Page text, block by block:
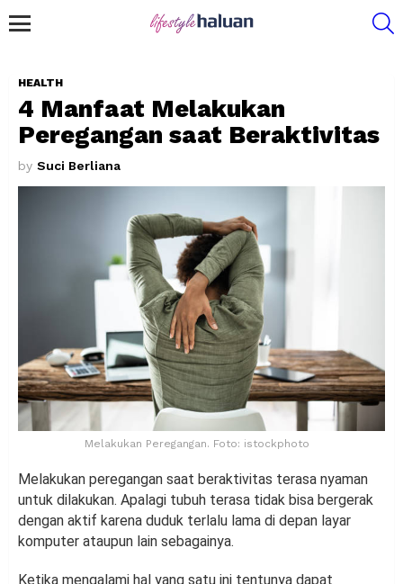
HEALTH
4 Manfaat Melakukan
Peregangan saat Beraktivitas
by Suci Berliana
Melakukan Peregangan. Foto: istockphoto
Melakukan peregangan saat beraktivitas terasa nyaman
untuk dilakukan. Apalagi tubuh terasa tidak bisa bergerak
dengan aktif karena duduk terlalu lama di depan layar
komputer ataupun lain sebagainya.
Ketika mengalami hal yang satu ini tentunya dapat